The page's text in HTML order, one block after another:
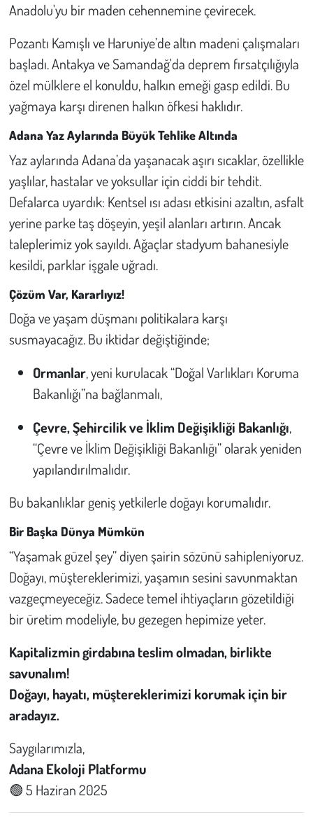
Anadolu'yu bir maden cehennemine çevirecek.
Pozantı Kamışlı ve Haruniye’de altın madeni çalışmaları
başladı. Antakya ve Samandağ'da deprem fırsatçılığıyla
özel mülklere el konuldu, halkın emeği gasp edildi. Bu
yağmaya karşı direnen halkın öfkesi haklıdır.
Adana Yaz Aylarında Büyük Tehlike Altında
Yaz aylarında Adana’da yaşanacak aşırı sıcaklar, özellikle
yaşlılar, hastalar ve yoksullar için ciddi bir tehdit.
Defalarca uyardık: Kentsel ısı adası etkisini azaltın, asfalt
yerine parke taş döşeyin, yeşil alanları artırın. Ancak
taleplerimiz yok sayıldı. Ağaçlar stadyum bahanesiyle
kesildi, parklar işgale uğradı.
Çözüm Var, Kararlıyız!
Doğa ve yaşam düşmanı politikalara karşı
susmayacağız. Bu iktidar değiştiğinde;
Ormanlar, yeni kurulacak “Doğal Varlıkları Koruma
Bakanlığı”na bağlanmalı,
Çevre, Şehircilik ve İklim Değişikliği Bakanlığı,
“Çevre ve İklim Değişikliği Bakanlığı” olarak yeniden
yapılandırılmalıdır.
Bu bakanlıklar geniş yetkilerle doğayı korumalıdır.
Bir Başka Dünya Mümkün
“Yaşamak güzel şey” diyen şairin sözünü sahipleniyoruz.
Doğayı, müştereklerimizi, yaşamın sesini savunmaktan
vazgeçmeyeceğiz. Sadece temel ihtiyaçların gözetildiği
bir üretim modeliyle, bu gezegen hepimize yeter.
Kapitalizmin girdabına teslim olmadan, birlikte
savunalım!
Doğayı, hayatı, müştereklerimizi korumak için bir
aradayız.
Saygılarımızla,
Adana Ekoloji Platformu
🟢 5 Haziran 2025